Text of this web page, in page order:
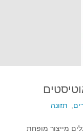
תזונה
מייצור מופחת